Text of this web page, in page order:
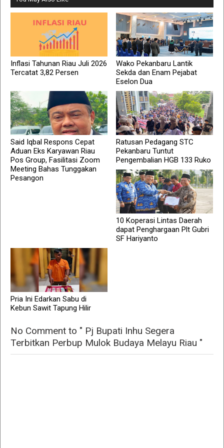
Inflasi Tahunan Riau Juli 2026
Tercatat 3,82 Persen
Wako Pekanbaru Lantik
Sekda dan Enam Pejabat
Eselon Dua
Said Iqbal Respons Cepat
Aduan Eks Karyawan Riau
Pos Group, Fasilitasi Zoom
Meeting Bahas Tunggakan
Pesangon
Ratusan Pedagang STC
Pekanbaru Tuntut
Pengembalian HGB 133 Ruko
10 Koperasi Lintas Daerah
dapat Penghargaan Plt Gubri
SF Hariyanto
Pria Ini Edarkan Sabu di
Kebun Sawit Tapung Hilir
No Comment to " Pj Bupati Inhu Segera
Terbitkan Perbup Mulok Budaya Melayu Riau "